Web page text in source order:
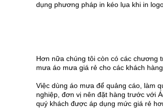
dụng phương pháp in kéo lụa khi in
Hơn nữa chúng tôi còn có các chương
mưa áo mưa giá rẻ cho các khách
Việc dùng áo mưa để quảng cáo, làm
nghiệp, đơn vị nên đặt hàng trước với
quý khách được áp dụng mức giá rẻ